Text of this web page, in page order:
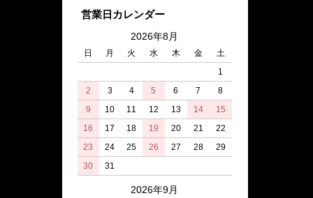
営業日カレンダー
2026年8月
日 月 火 水 木 金
土
1
2
3 4 5 6 7
8
9
10 11 12 13 14
15
16
17 18 19 20 21
22
23
24 25 26 27 28
29
30
31
2026年9月